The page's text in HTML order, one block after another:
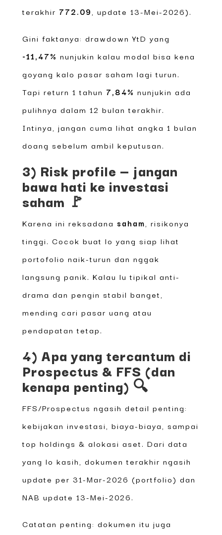
terakhir 772.09 , update 13-Mei-2026).
Gini faktanya: drawdown YtD yang
-11,47% nunjukin kalau modal bisa kena
goyang kalo pasar saham lagi turun.
Tapi return 1 tahun 7,84% nunjukin ada
pulihnya dalam 12 bulan terakhir.
Intinya, jangan cuma lihat angka 1 bulan
doang sebelum ambil keputusan.
3) Risk profile — jangan
bawa hati ke investasi
saham 🚩
Karena ini reksadana saham , risikonya
tinggi. Cocok buat lo yang siap lihat
portofolio naik-turun dan nggak
langsung panik. Kalau lu tipikal anti-
drama dan pengin stabil banget,
mending cari pasar uang atau
pendapatan tetap.
4) Apa yang tercantum di
Prospectus & FFS (dan
kenapa penting) 🔍
FFS/Prospectus ngasih detail penting:
kebijakan investasi, biaya-biaya, sampai
top holdings & alokasi aset. Dari data
yang lo kasih, dokumen terakhir ngasih
update per 31-Mar-2026 (portfolio) dan
NAB update 13-Mei-2026.
Catatan penting: dokumen itu juga